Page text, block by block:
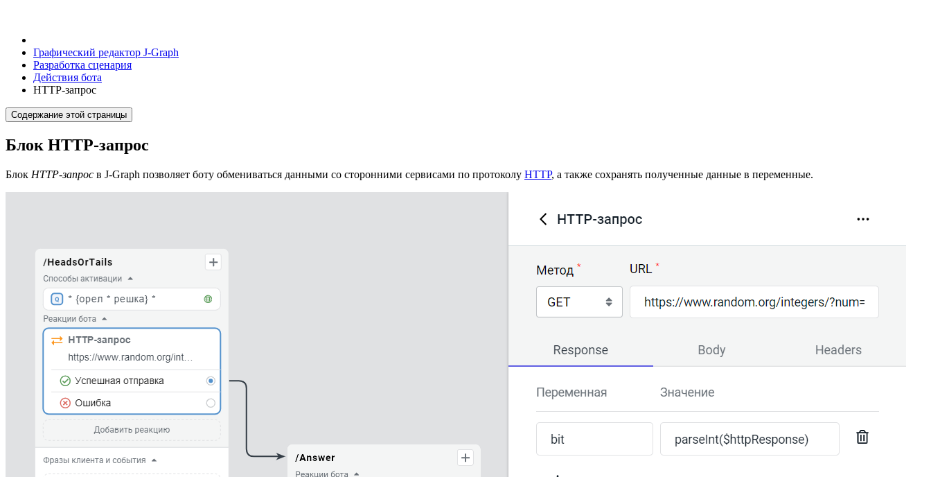
Графический редактор J‑Graph
Разработка сценария
Действия бота
HTTP-запрос
Содержание этой страницы
Блок HTTP-запрос
Блок HTTP-запрос в J‑Graph позволяет боту обмениваться данными со сторонними сервисами по протоколу HTTP, а также сохранять полученные данные в переменные.